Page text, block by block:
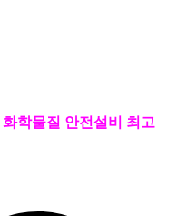
화학물질 안전설비 최고